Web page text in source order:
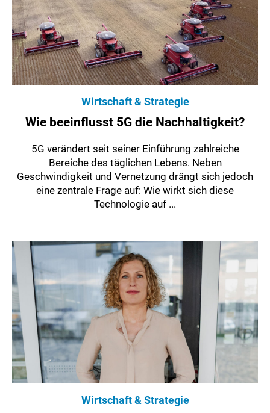
Wirtschaft & Strategie
Wie beeinflusst 5G die Nachhaltigkeit?
5G verändert seit seiner Einführung zahlreiche
Bereiche des täglichen Lebens. Neben
Geschwindigkeit und Vernetzung drängt sich jedoch
eine zentrale Frage auf: Wie wirkt sich diese
Technologie auf ...
Wirtschaft & Strategie